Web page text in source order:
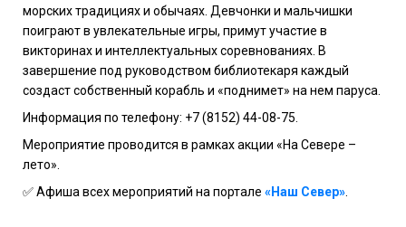
морских традициях и обычаях. Девчонки и мальчишки
поиграют в увлекательные игры, примут участие в
викторинах и интеллектуальных соревнованиях. В
завершение под руководством библиотекаря каждый
создаст собственный корабль и «поднимет» на нем паруса.
Информация по телефону: +7 (8152) 44-08-75.
Мероприятие проводится в рамках акции «На Севере –
лето».
✅ Афиша всех мероприятий на портале «Наш Север»